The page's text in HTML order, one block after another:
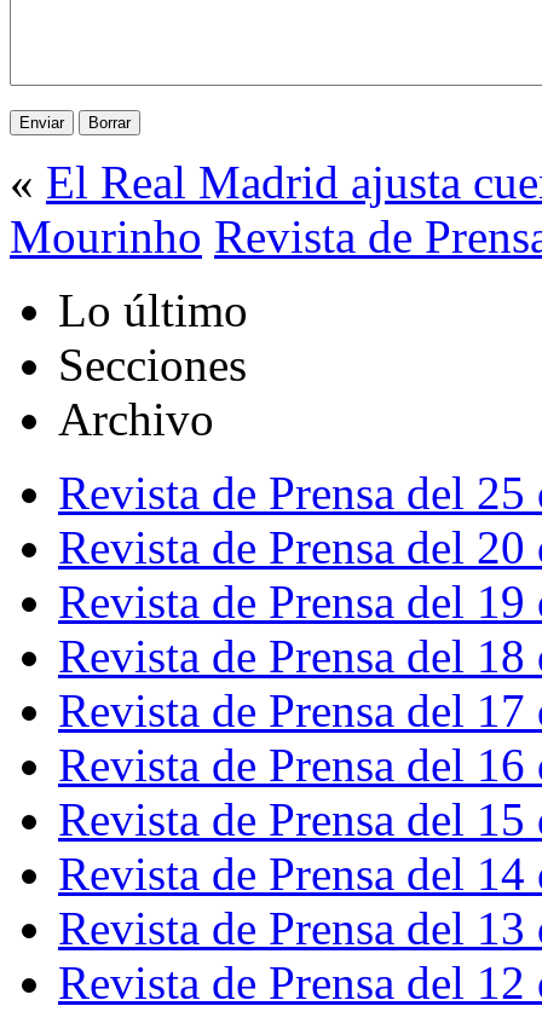
« El Real Madrid ajusta
Mourinho Revista de
Lo último
Secciones
Archivo
Revista de Prensa del
Revista de Prensa del
Revista de Prensa del
Revista de Prensa del
Revista de Prensa del
Revista de Prensa del
Revista de Prensa del
Revista de Prensa del
Revista de Prensa del
Revista de Prensa del